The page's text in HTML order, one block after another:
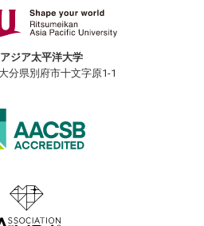
ジア太平洋大学
分県別府市十文字原1-1